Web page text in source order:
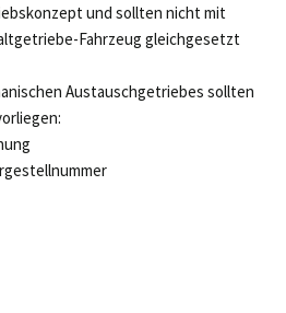
und sollten nicht mit
Fahrzeug gleichgesetzt
Austauschgetriebes sollten